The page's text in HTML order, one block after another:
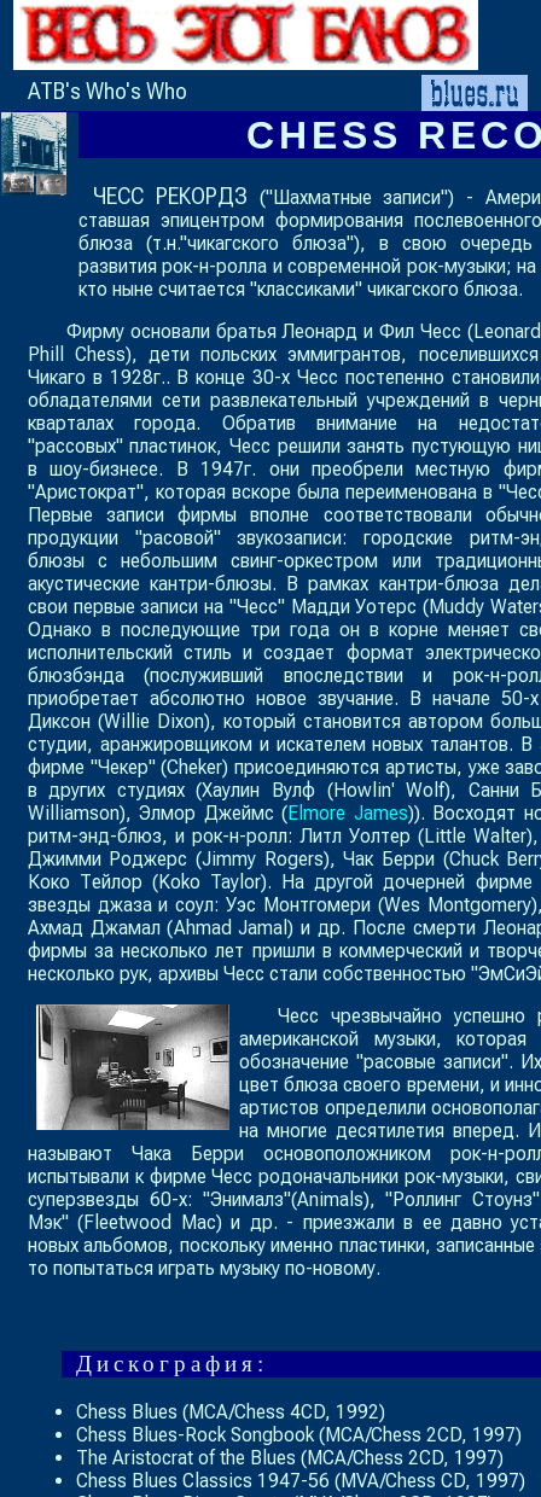
ATB's Who's Who
CHESS
ЧЕСС РЕКОРДЗ ("Шахматные записи") -
ставшая эпицентром формирования
блюза (т.н."чикагского блюза"), в свою
развития рок-н-ролла и современной рок-музыки;
кто ныне считается "классиками" чикагского блюза.
Фирму основали братья Леонард и Фил Чесс (
Phill Chess), дети польских эммигрантов,
Чикаго в 1928г.. В конце 30-х Чесс постепенно
обладателями сети развлекательный учреждений в
кварталах города. Обратив внимание на
"рассовых" пластинок, Чесс решили занять пустующую
в шоу-бизнесе. В 1947г. они преобрели местную
"Аристократ", которая вскоре была переименована в
Первые записи фирмы вполне соответствовали
продукции "расовой" звукозаписи: городские ритм-
блюзы с небольшим свинг-оркестром или
акустические кантри-блюзы. В рамках кантри-блюза
свои первые записи на "Чесс" Мадди Уотерс (Muddy
Однако в последующие три года он в корне меняет
исполнительский стиль и создает формат
блюзбэнда (послуживший впоследствии и рок-н-
приобретает абсолютно новое звучание. В начале
Диксон (Willie Dixon), который становится автором
студии, аранжировщиком и искателем новых талантов.
фирме "Чекер" (Cheker) присоединяются артисты, уже
в других студиях (Хаулин Вулф (Howlin' Wolf), Санни
Williamson), Элмор Джеймс (Elmore James)). Восходят
ритм-энд-блюз, и рок-н-ролл: Литл Уолтер (Little Walter
Джимми Роджерс (Jimmy Rogers), Чак Берри (Chuck
Коко Тейлор (Koko Taylor). На другой дочерней фирме
звезды джаза и соул: Уэс Монтгомери (Wes Montgomery
Ахмад Джамал (Ahmad Jamal) и др. После смерти
фирмы за несколько лет пришли в коммерческий и
несколько рук, архивы Чесс стали собственностью
Чесс чрезвычайно
американской музыки,
обозначение "расовые записи".
цвет блюза своего времени, и
артистов определили
на многие десятилетия вперед.
называют Чака Берри основоположником рок-н-
испытывали к фирме Чесс родоначальники рок-музыки,
суперзвезды 60-х: "Энималз"(Animals), "Роллинг
Мэк" (Fleetwood Mac) и др. - приезжали в ее давно
новых альбомов, поскольку именно пластинки,
то попытаться играть музыку по-новому.
Дискография:
Chess Blues (MCA/Chess 4CD, 1992)
Chess Blues-Rock Songbook(MCA/Chess 2CD, 1997)
The Aristocrat of the Blues (MCA/Chess 2CD, 1997)
Chess Blues Classics 1947-56 (MVA/Chess CD, 1997)